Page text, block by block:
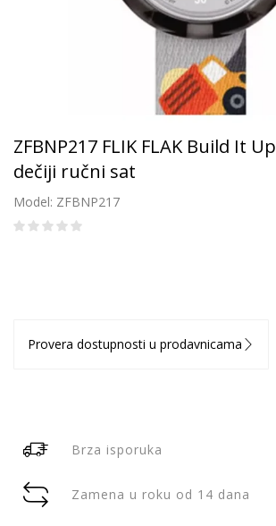
ZFBNP217 FLIK FLAK Build It Up
dečiji ručni sat
Model: ZFBNP217
Provera dostupnosti u prodavnicama
Brza isporuka
Zamena u roku od 14 dana